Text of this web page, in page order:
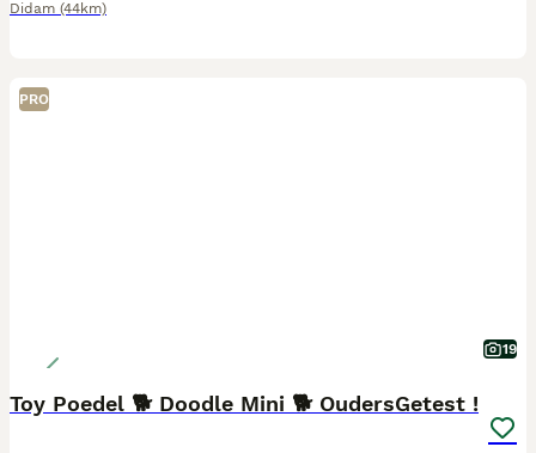
Didam (44km)
PRO
19
Toy Poedel 🐕 Doodle Mini 🐕 OudersGetest !